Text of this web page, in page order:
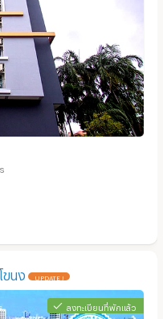
ขนง UPDATE !
ลงทะเบียนที่พักแล้ว